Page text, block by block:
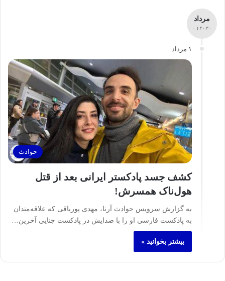
مرداد
- ۱۴۰۳ -
۱ مرداد
حوادث
کشف جسد پادکستر ایرانی بعد از قتل
هول‌ناک همسرش!
به گزارش سرویس حوادث آرنا، مهدی پورباقی که علاقه‌مندان
به پادکست فارسی او را با صدایش در پادکست جنایی آخرین…
بیشتر بخوانید »